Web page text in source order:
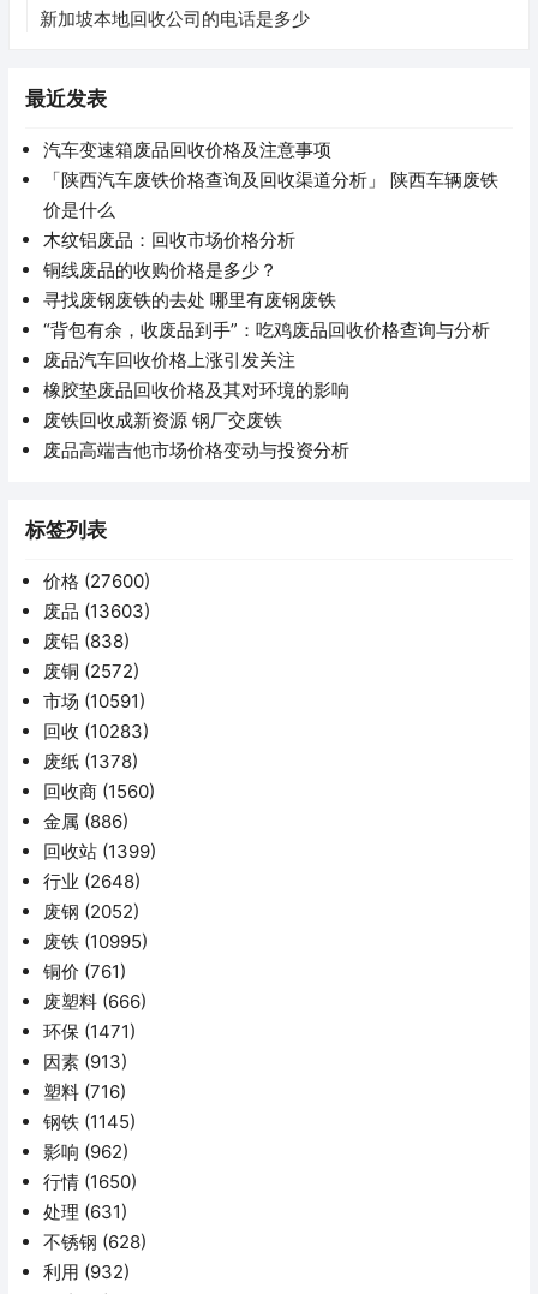
新加坡本地回收公司的电话是多少
最近发表
汽车变速箱废品回收价格及注意事项
「陕西汽车废铁价格查询及回收渠道分析」 陕西车辆废铁
价是什么
木纹铝废品：回收市场价格分析
铜线废品的收购价格是多少？
寻找废钢废铁的去处 哪里有废钢废铁
“背包有余，收废品到手”：吃鸡废品回收价格查询与分析
废品汽车回收价格上涨引发关注
橡胶垫废品回收价格及其对环境的影响
废铁回收成新资源 钢厂交废铁
废品高端吉他市场价格变动与投资分析
标签列表
价格 (27600)
废品 (13603)
废铝 (838)
废铜 (2572)
市场 (10591)
回收 (10283)
废纸 (1378)
回收商 (1560)
金属 (886)
回收站 (1399)
行业 (2648)
废钢 (2052)
废铁 (10995)
铜价 (761)
废塑料 (666)
环保 (1471)
因素 (913)
塑料 (716)
钢铁 (1145)
影响 (962)
行情 (1650)
处理 (631)
不锈钢 (628)
利用 (932)